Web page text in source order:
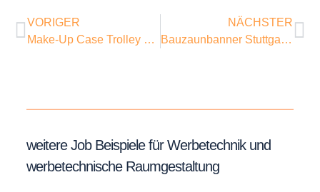
VORIGER
Make-Up Case Trolley Schminkkoffer
NÄCHSTER
Bauzaunbanner Stuttgart Staatsgalerie
weitere Job Beispiele für Werbetechnik und
werbetechnische Raumgestaltung